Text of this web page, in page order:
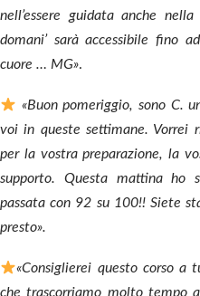
nell’essere guidata anche
domani’ sarà accessibile fino
cuore … MG».
«Buon pomeriggio, sono C.
voi in queste settimane. Vorrei
per la vostra preparazione, la
supporto. Questa mattina ho
passata con 92 su 100!! Siete
presto».
«Consiglierei questo corso a
che trascorriamo molto tempo